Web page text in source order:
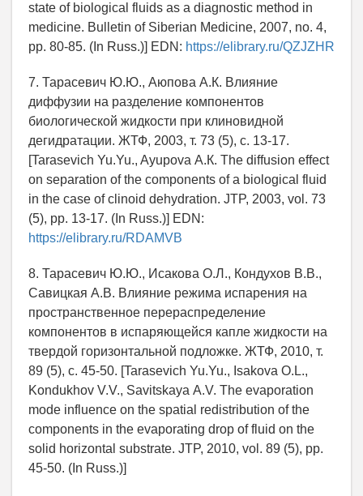
state of biological fluids as a diagnostic method in
medicine. Bulletin of Siberian Medicine, 2007, no. 4,
pp. 80-85. (In Russ.)] EDN: https://elibrary.ru/QZJZHR
7. Тарасевич Ю.Ю., Аюпова А.К. Влияние
диффузии на разделение компонентов
биологической жидкости при клиновидной
дегидратации. ЖТФ, 2003, т. 73 (5), c. 13-17.
[Tarasevich Yu.Yu., Ayupova А.К. The diffusion effect
on separation of the components of a biological fluid
in the case of clinoid dehydration. JTP, 2003, vol. 73
(5), pp. 13-17. (In Russ.)] EDN:
https://elibrary.ru/RDAMVB
8. Тарасевич Ю.Ю., Исакова О.Л., Кондухов В.В.,
Савицкая А.В. Влияние режима испарения на
пространственное перераспределение
компонентов в испаряющейся капле жидкости на
твердой горизонтальной подложке. ЖТФ, 2010, т.
89 (5), c. 45-50. [Tarasevich Yu.Yu., Isakova О.L.,
Kondukhov V.V., Savitskaya А.V. The evaporation
mode influence on the spatial redistribution of the
components in the evaporating drop of fluid on the
solid horizontal substrate. JTP, 2010, vol. 89 (5), pp.
45-50. (In Russ.)]